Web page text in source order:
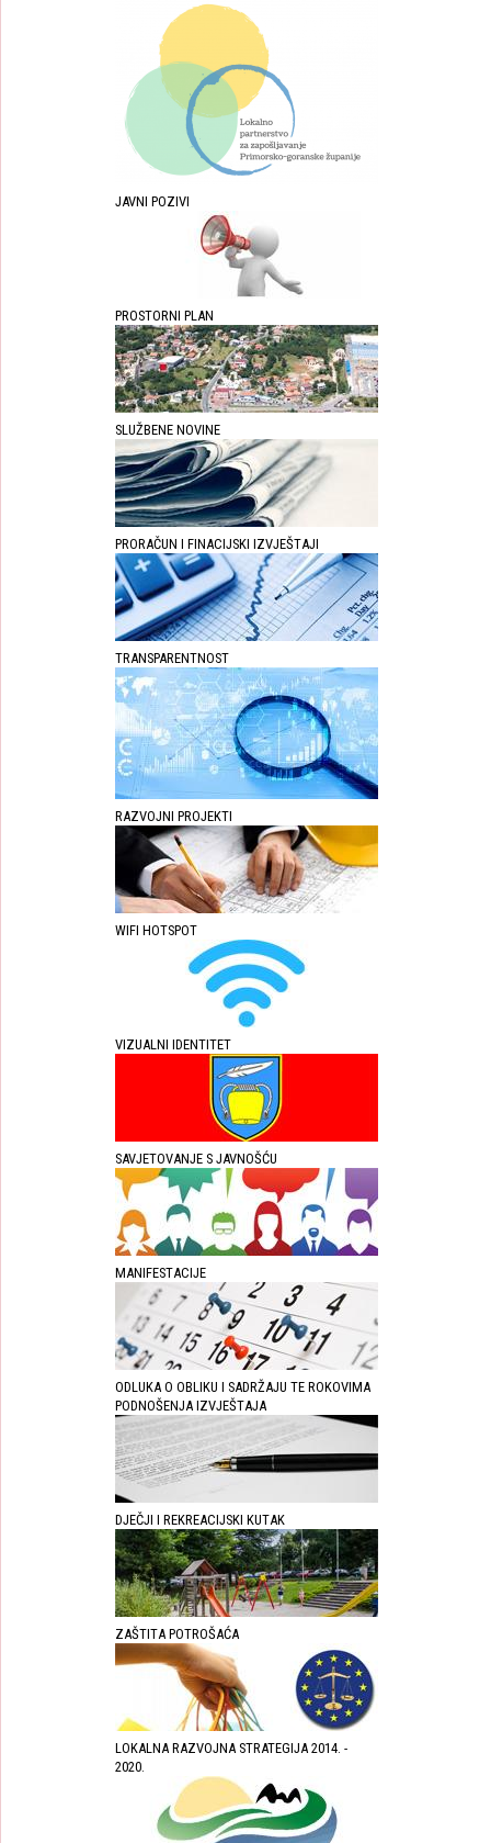
JAVNI POZIVI
PROSTORNI PLAN
SLUŽBENE NOVINE
PRORAČUN I FINACIJSKI IZVJEŠTAJI
TRANSPARENTNOST
RAZVOJNI PROJEKTI
WIFI HOTSPOT
VIZUALNI IDENTITET
SAVJETOVANJE S JAVNOŠĆU
MANIFESTACIJE
ODLUKA O OBLIKU I SADRŽAJU TE ROKOVIMA
PODNOŠENJA IZVJEŠTAJA
DJEČJI I REKREACIJSKI KUTAK
ZAŠTITA POTROŠAĆA
LOKALNA RAZVOJNA STRATEGIJA 2014. -
2020.